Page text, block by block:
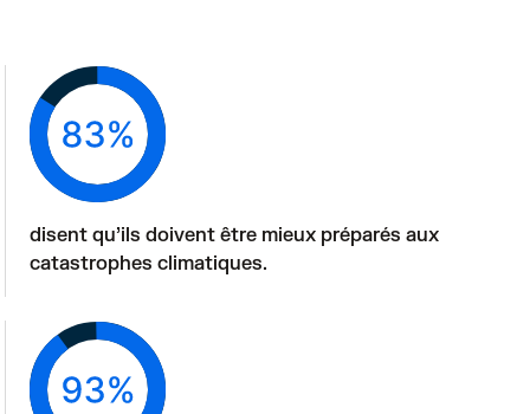
disent qu’ils doivent être mieux préparés aux
catastrophes climatiques.